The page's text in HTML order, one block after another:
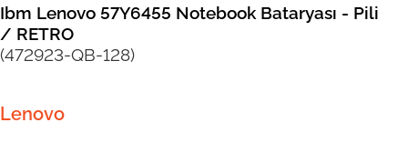
Ibm Lenovo 57Y6455 Notebook Bataryası - Pili
/ RETRO
(472923-QB-128)
Lenovo